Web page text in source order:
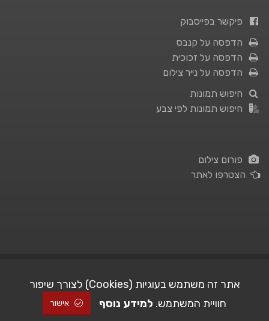
פיקשר בפייסבוק
הדפסה על קנבס
הדפסה על זכוכית
הדפסה על נייר צילום
חיפוש תמונות
חיפוש תמונות לפי צבע
פורום צילום
הצטרפו לאתר
© All Rights Reserved | STUDIO101| Picshare.co.il - כל הזכויות שמורות
אתר זה משתמש בעוגיות (Cookies) לצורך שיפור
חוויית המשתמש. למידע נוסף